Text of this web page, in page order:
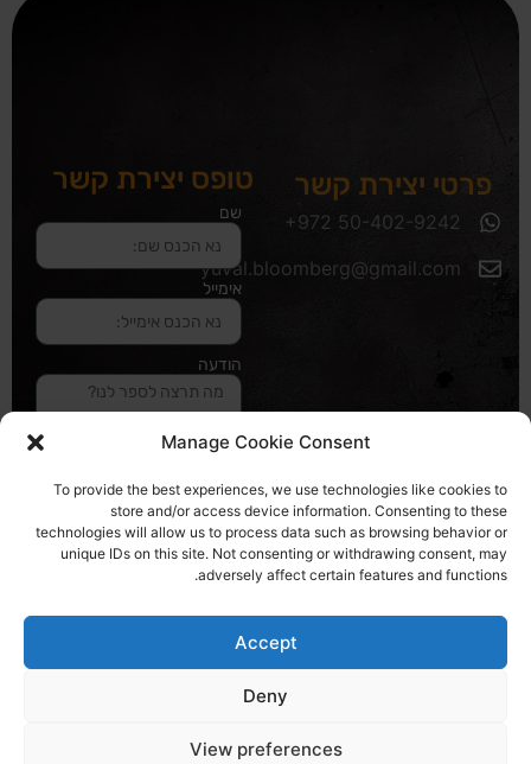
Manage Cookie Consent
To provide the best experiences, we use technologies like cookies to
store and/or access device information. Consenting to these
technologies will allow us to process data such as browsing behavior or
unique IDs on this site. Not consenting or withdrawing consent, may
adversely affect certain features and functions.
Accept
Deny
View preferences
פרטי יצירת קשר
yuval.bloomberg@gmail.com
טופס יצירת קשר
שם
אימייל
הודעה
שליחה והטופס
בדרך אלינו
האתר עוצב ונבנה ע"י סטודיו מומנטום